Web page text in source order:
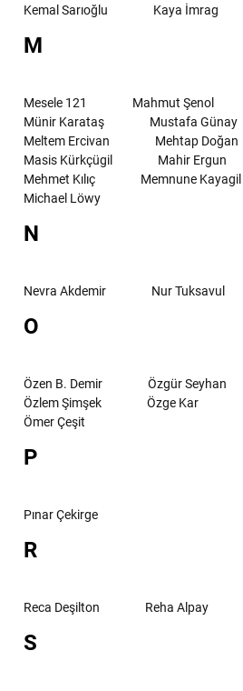
Kemal Sarıoğlu Kaya İmrag
M
Mesele 121
Mahmut Şenol
Münir Karataş
Mustafa Günay
Meltem Ercivan
Mehtap Doğan
Masis Kürkçügil
Mahir Ergun
Mehmet Kılıç
Memnune Kayagil
Michael Löwy
N
Nevra Akdemir Nur Tuksavul
O
Özen B. Demir
Özgür Seyhan
Özlem Şimşek
Özge Kar
Ömer Çeşit
P
Pınar Çekirge
R
Reca Deşilton Reha Alpay
S